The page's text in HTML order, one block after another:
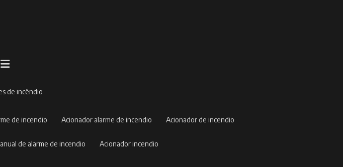
de incêndio
de incendio acionador alarme de incendio acionador de incendio
de alarme de incendio acionador incendio